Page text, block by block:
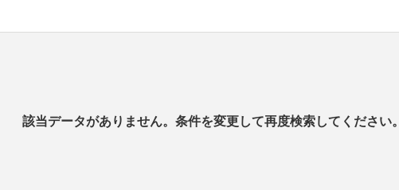
該当データがありません。条件を変更して再度検索してください。